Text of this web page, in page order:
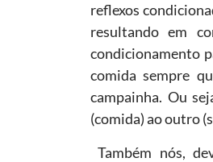
reflexos
resultando em
condicionamento
comida sempre
campainha. Ou
(comida) ao outro
Também nós,